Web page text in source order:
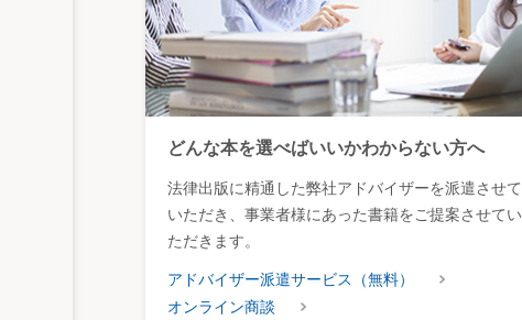
どんな本を選べばいいかわからない方へ
法律出版に精通した弊社アドバイザーを派遣させて
いただき、事業者様にあった書籍をご提案させてい
ただきます。
アドバイザー派遣サービス（無料）
オンライン商談